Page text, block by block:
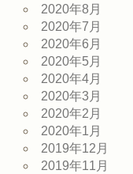
2020年8月
2020年7月
2020年6月
2020年5月
2020年4月
2020年3月
2020年2月
2020年1月
2019年12月
2019年11月